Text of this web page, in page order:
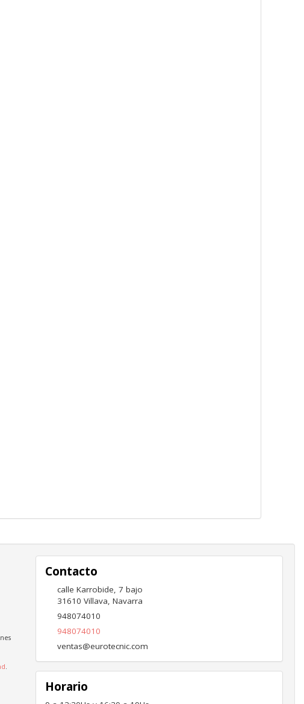
Contacto
calle Karrobide, 7 bajo
31610 Villava, Navarra
948074010
948074010
ventas@eurotecnic.com
Horario